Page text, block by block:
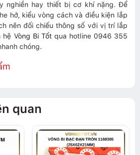
nghiền hay thiết bị cơ khí nặng. Để
hở, kiểu vòng cách và điều kiện lắp
nên đối chiếu thông số với vị trí lắp
hệ Vòng Bi Tốtqua hotline 0946 355
chóng.
quan